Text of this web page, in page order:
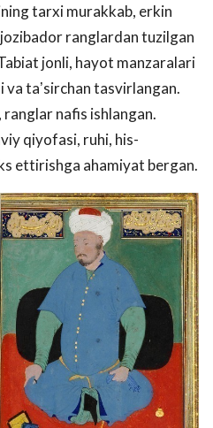
tarxi murakkab, erkin
ranglardan tuzilgan
jonli, hayot manzaralari
va taʼsirchan tasvirlangan.
nafis ishlangan.
qiyofasi, ruhi, his-
ettirishga ahamiyat bergan.